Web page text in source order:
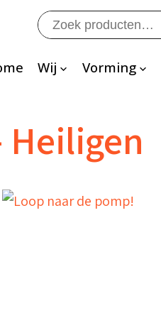
Zoeken
naar:
Wij Vorming
Heiligen